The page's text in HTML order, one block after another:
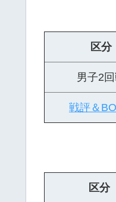
区分
男子2
戦評＆
区分